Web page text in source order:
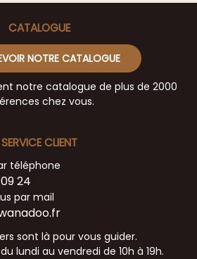
CATALOGUE
NOTRE CATALOGUE
notre catalogue de plus de 2000
chez vous.
SERVICE CLIENT
téléphone
24
par mail
sont là pour vous guider.
lundi au vendredi de 10h à 19h.